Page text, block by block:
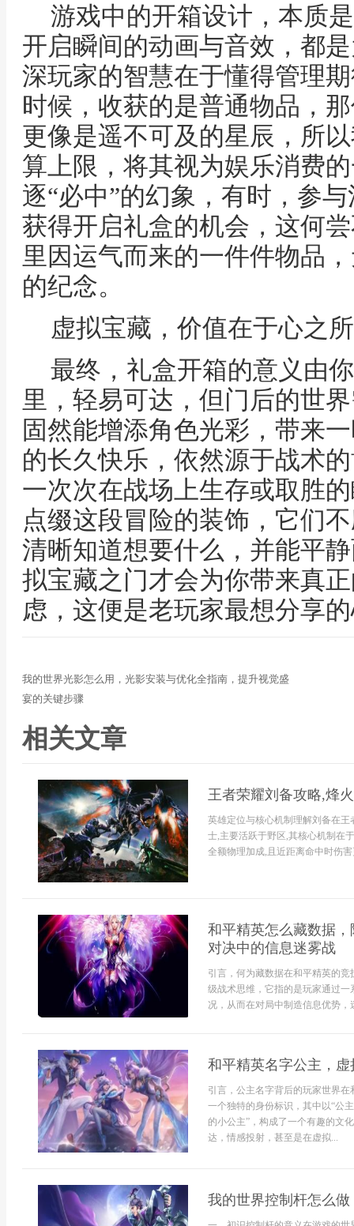
游戏中的开箱设计，本质
开启瞬间的动画与音效，都
深玩家的智慧在于懂得管理
时候，收获的是普通物品，
更像是遥不可及的星辰，所
算上限，将其视为娱乐消费
逐“必中”的幻象，有时，参
获得开启礼盒的机会，这何
里因运气而来的一件件物品
的纪念。
虚拟宝藏，价值在于心之
最终，礼盒开箱的意义由
里，轻易可达，但门后的世
固然能增添角色光彩，带来
的长久快乐，依然源于战术
一次次在战场上生存或取胜
点缀这段冒险的装饰，它们
清晰知道想要什么，并能平
拟宝藏之门才会为你带来真
虑，这便是老玩家最想分享
我的世界光影怎么用，光影安装与优化全指南，提升视觉盛
宴的关键步骤
相关文章
王者荣耀刘备攻略,烽
英雄定位与核心机制理解刘备在
士,主要活跃于野区,其核心机制在
全额物理加成,且近距离命中时伤
和平精英怎么藏数据
对决中的信息迷雾战
引言，何为藏数据在和平精英的
级战术思维，它指的是玩家通过
况，从而在对局中制造信息优势，
和平精英名字公主，
引言，公主名字背后的玩家世界
一个独特的身份标识，其中以“公
的小公主”，构成了一个有趣的文
达，情感投射，甚至是在虚拟...
我的世界控制杆怎么